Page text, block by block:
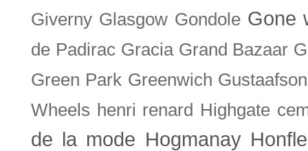
Giverny Glasgow Gondole Gone
de Padirac Gracia Grand Bazaar
Green Park Greenwich Gustaafson
Wheels henri renard Highgate
de la mode Hogmanay